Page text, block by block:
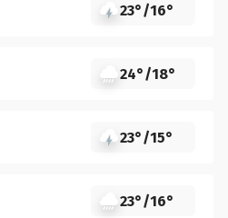
23°/16°
24°/18°
23°/15°
23°/16°